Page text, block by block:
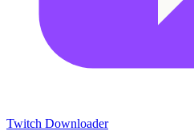
Twitch Downloader